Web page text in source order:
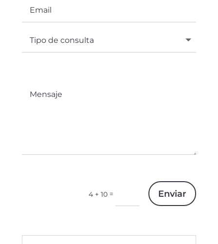
4 + 10 = Enviar